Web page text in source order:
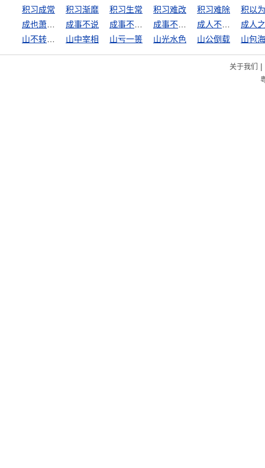
积习成常
积习渐靡 积习生常 积习难改 积习难除
积以
成事不说
成人
山中宰相 山亏一篑 山光水色 山公倒载 山包
关于我们 |